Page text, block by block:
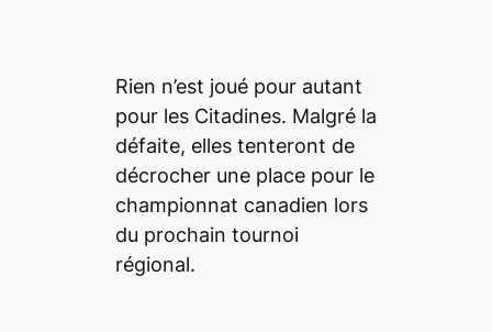
Rien n’est joué pour autant
pour les Citadines. Malgré la
défaite, elles tenteront de
décrocher une place pour le
championnat canadien lors
du prochain tournoi
régional.